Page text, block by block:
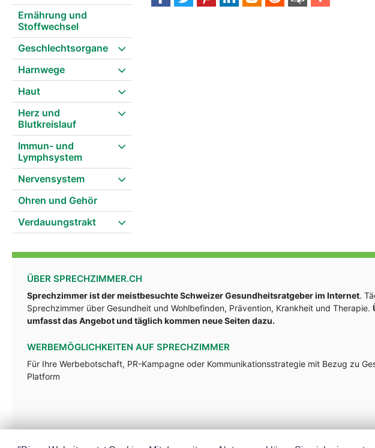
Ernährung und
Stoffwechsel
Geschlechtsorgane
Harnwege
Haut
Herz und
Blutkreislauf
Immun- und
Lymphsystem
Nervensystem
Ohren und Gehör
Verdauungstrakt
ÜBER SPRECHZIMMER.CH
Sprechzimmer ist der meistbesuchte Schweizer Gesundheitsratgeber im Internet.
Sprechzimmer über Gesundheit und Wohlbefinden, Prävention, Krankheit und Therapie.
umfasst das Angebot und täglich kommen neue Seiten dazu.
WERBEMÖGLICHKEITEN AUF SPRECHZIMMER
Für Ihre Werbebotschaft, PR-Kampagne oder Kommunikationsstrategie mit Bezug zu
Platform